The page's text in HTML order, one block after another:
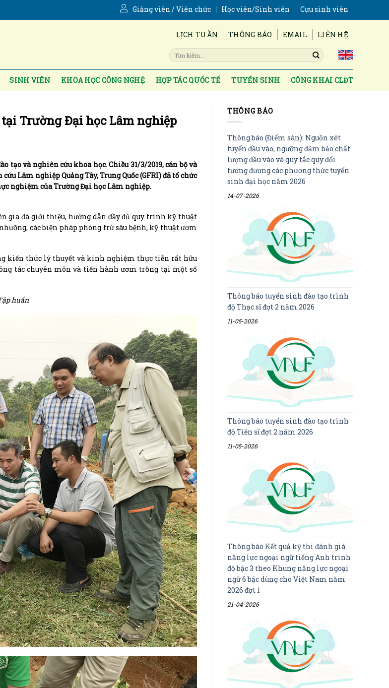
Giảng viên / Viên chức Học viên/Sinh viên Cựu sinh viên
LỊCH TUẦN THÔNG BÁO EMAIL LIÊN HỆ
SINH VIÊN KHOA HỌC CÔNG NGHỆ HỢP TÁC QUỐC TẾ TUYỂN SINH CÔNG KHAI CLĐT
Trường Đại học Lâm nghiệp
và nghiên cứu khoa học. Chiều 31/3/2019, cán bộ và
Lâm nghiệp Quảng Tây, Trung Quốc (GFRI) đã tổ chức
nghiệm của Trường Đại học Lâm nghiệp.
gia đã giới thiệu, hướng dẫn đầy đủ quy trình kỹ thuật
các biện pháp phòng trừ sâu bệnh, kỹ thuật ươm
kiến thức lý thuyết và kinh nghiệm thực tiễn rất hữu
tác chuyên môn và tiến hành ươm trồng tại một số
huấn
THÔNG BÁO
Thông báo (Điểm sàn): Nguồn xét
tuyển đầu vào, ngưỡng đảm bảo chất
lượng đầu vào và quy tắc quy đổi
tương đương các phương thức tuyển
sinh đại học năm 2026
14-07-2026
Thông báo tuyển sinh đào tạo trình
độ Thạc sĩ đợt 2 năm 2026
11-05-2026
Thông báo tuyển sinh đào tạo trình
độ Tiến sĩ đợt 2 năm 2026
11-05-2026
Thông báo Kết quả kỳ thi đánh giá
năng lực ngoại ngữ tiếng Anh trình
độ bậc 3 theo Khung năng lực ngoại
ngữ 6 bậc dùng cho Việt Nam năm
2026 đợt 1
21-04-2026